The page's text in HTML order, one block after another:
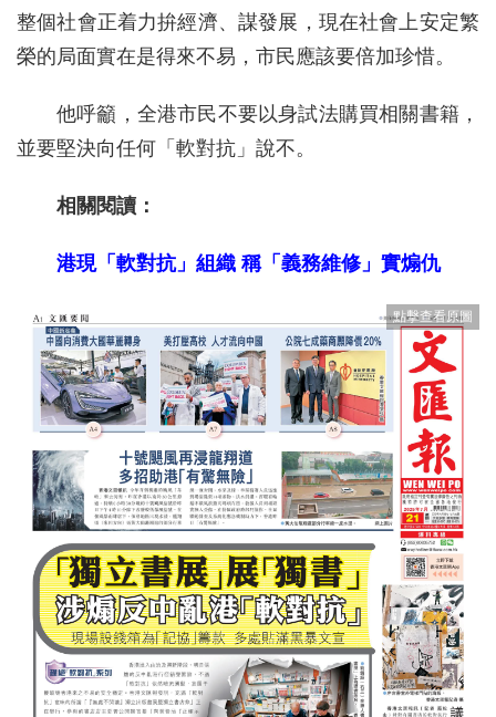
整個社會正着力拚經濟、謀發展，現在社會上安定繁
榮的局面實在是得來不易，市民應該要倍加珍惜。
他呼籲，全港市民不要以身試法購買相關書籍，
並要堅決向任何「軟對抗」說不。
相關閱讀：
港現「軟對抗」組織 稱「義務維修」實煽仇